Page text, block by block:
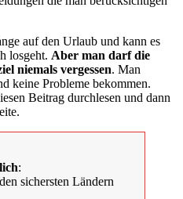
auf den Urlaub und kann es
losgeht. Aber man darf die
niemals vergessen. Man
keine Probleme bekommen.
Beitrag durchlesen und dann
:
sichersten Ländern